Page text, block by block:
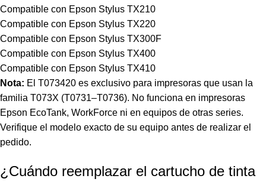
Compatible con Epson Stylus TX210
Compatible con Epson Stylus TX220
Compatible con Epson Stylus TX300F
Compatible con Epson Stylus TX400
Compatible con Epson Stylus TX410
Nota: El T073420 es exclusivo para impresoras que usan la
familia T073X (T0731–T0736). No funciona en impresoras
Epson EcoTank, WorkForce ni en equipos de otras series.
Verifique el modelo exacto de su equipo antes de realizar el
pedido.
¿Cuándo reemplazar el cartucho de tinta